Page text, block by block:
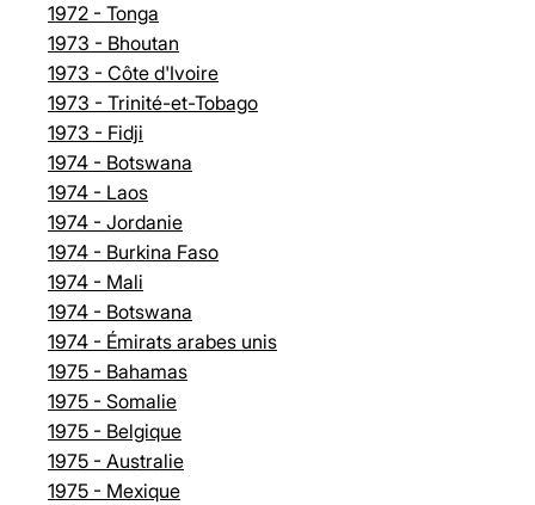
1972 - Tonga
1973 - Bhoutan
1973 - Côte d'Ivoire
1973 - Trinité-et-Tobago
1973 - Fidji
1974 - Botswana
1974 - Laos
1974 - Jordanie
1974 - Burkina Faso
1974 - Mali
1974 - Botswana
1974 - Émirats arabes unis
1975 - Bahamas
1975 - Somalie
1975 - Belgique
1975 - Australie
1975 - Mexique